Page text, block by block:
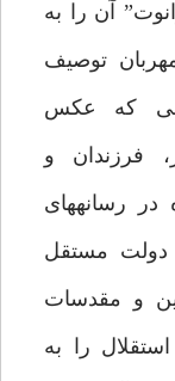
آن را به
توصيف
كه عكس
فرزندان و
رسانه‏هاى
مستقل
و مقدسات
را به